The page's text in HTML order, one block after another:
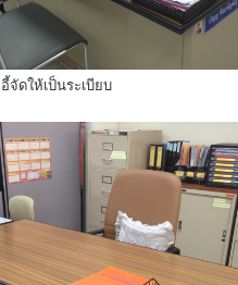
จัดให้เป็นระเบียบ